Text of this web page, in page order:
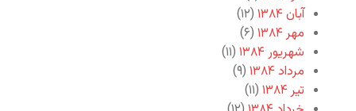
آبان ۱۳۸۴
(۱۲)
مهر ۱۳۸۴
(۶)
شهریور ۱۳۸۴
(۱۱)
مرداد ۱۳۸۴
(۹)
تیر ۱۳۸۴
(۱۱)